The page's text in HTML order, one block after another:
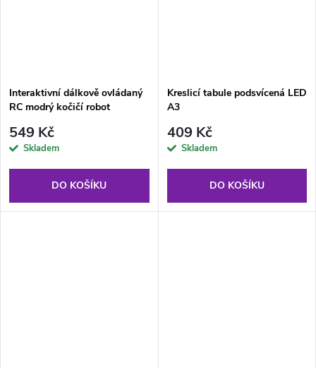
Interaktivní dálkově ovládaný
RC modrý kočičí robot
549 Kč
Skladem
DO KOŠÍKU
Kreslicí tabule podsvícená LED
A3
409 Kč
Skladem
DO KOŠÍKU